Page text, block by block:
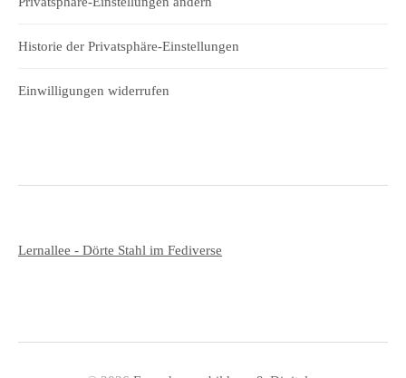
Historie der Privatsphäre-Einstellungen
Einwilligungen widerrufen
Lernallee - Dörte Stahl im Fediverse